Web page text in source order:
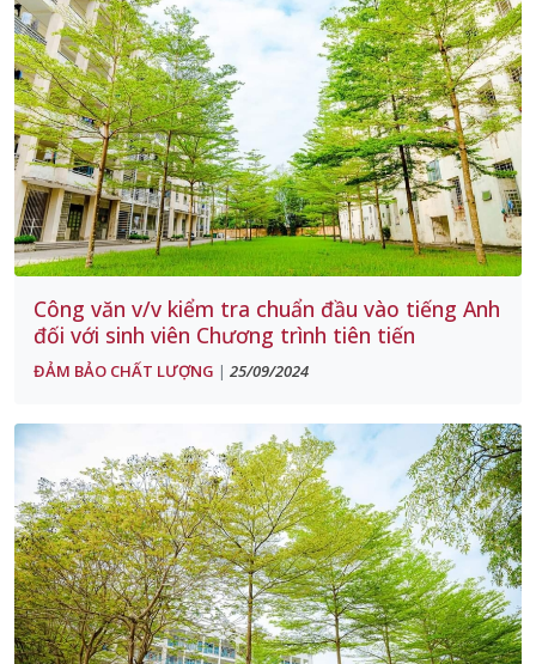
Công văn v/v kiểm tra chuẩn đầu vào tiếng Anh
đối với sinh viên Chương trình tiên tiến
ĐẢM BẢO CHẤT LƯỢNG | 25/09/2024